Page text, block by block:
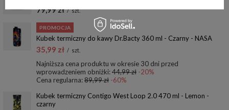
79,99 zł / szt.
PROMOCJA
Kubek termiczny do kawy Dr.Bacty 360 ml - Czarny - NASA
35,99 zł / szt.
Najniższa cena produktu w okresie 30 dni przed
wprowadzeniem obniżki:44,99 zł -20%
Cena regularna:89,99 zł -60%
Kubek termiczny Contigo West Loop 2.0 470 ml - Lemon -
czarny